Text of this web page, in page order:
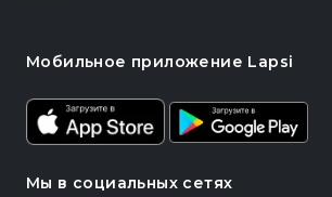
Мобильное приложение Lapsi
Мы в социальных сетях